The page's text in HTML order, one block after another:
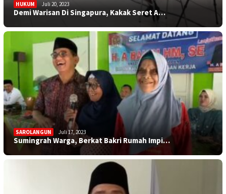
HUKUM Juli 20, 2023
Demi Warisan Di Singapura, Kakak Seret A…
SAROLANGUN Juli 17, 2023
Sumingrah Warga, Berkat Bakri Rumah Impi…